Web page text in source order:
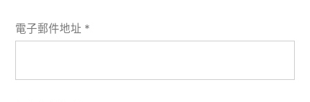
電子郵件地址 *